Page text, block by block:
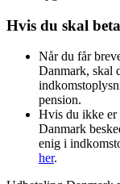
Hvis du skal
Når du får
Danmark, skal
pension.
Hvis du ikke er
Danmark
enig i
her.